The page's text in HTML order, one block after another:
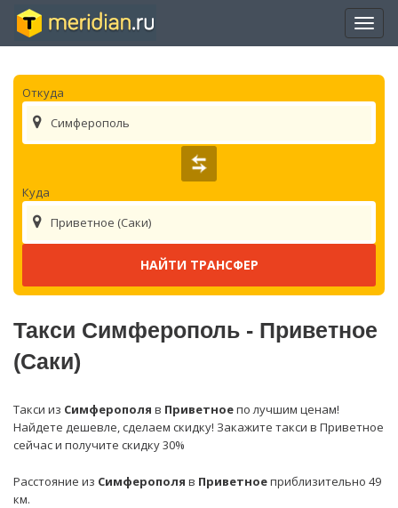
Откуда
Симферополь
Куда
Приветное (Саки)
Такси Симферополь - Приветное
(Саки)
Такси из Симферополя в Приветноепо лучшим ценам!
Найдете дешевле, сделаем скидку! Закажите такси в Приветное
сейчас и получите скидку 30%
Расстояние из Симферополя в Приветноеприблизительно 49
км.